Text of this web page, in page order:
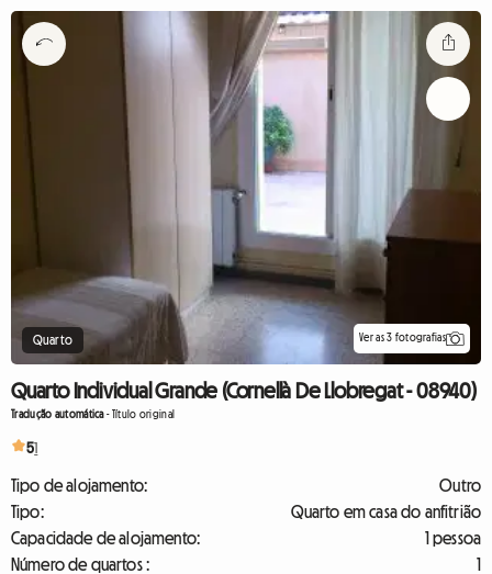
Quarto Ver as 3 fotografias
Quarto Individual Grande (Cornellà De Llobregat - 08940)
Tradução automática-Título original
51
Tipo de alojamento:
Outro
Tipo:
Quarto em casa do anfitrião
Capacidade de alojamento:
1 pessoa
Número de quartos :
1